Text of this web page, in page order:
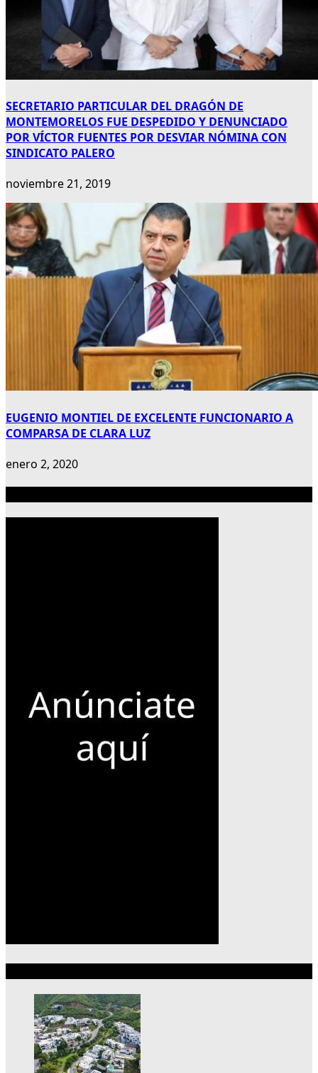
SECRETARIO PARTICULAR DEL DRAGÓN DE
MONTEMORELOS FUE DESPEDIDO Y DENUNCIADO
POR VÍCTOR FUENTES POR DESVIAR NÓMINA CON
SINDICATO PALERO
noviembre 21, 2019
EUGENIO MONTIEL DE EXCELENTE FUNCIONARIO A
COMPARSA DE CLARA LUZ
enero 2, 2020